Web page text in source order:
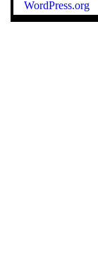
WordPress.org